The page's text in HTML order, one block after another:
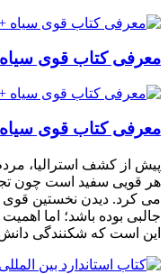
معرفی کتاب قوی سیاه
معرفی کتاب قوی سیاه
پیش از کشف استرالیا،
هر قویى سفید است چون
می کرد. دیدن نخستین قوى
جالبى بوده باشد؛ اما
این است که شکنندگى